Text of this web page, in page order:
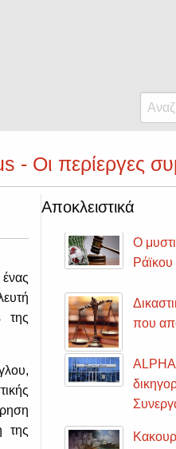
- Οι περίεργες
της
της
Αποκλειστικά
Ο
που
ALPHA